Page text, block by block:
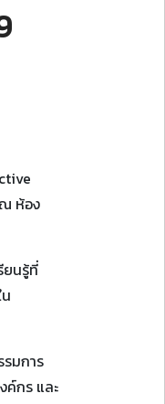
ห้อง
ยนรู้ที่
มการ
ค์กร และ